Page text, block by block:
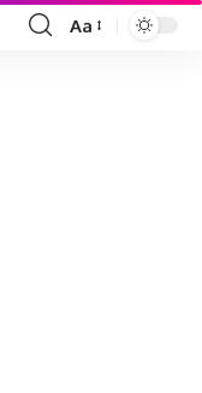
Font
Aa